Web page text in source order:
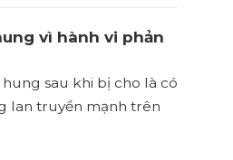
vì hành vi phản
sau khi bị cho là có
lan truyền mạnh trên